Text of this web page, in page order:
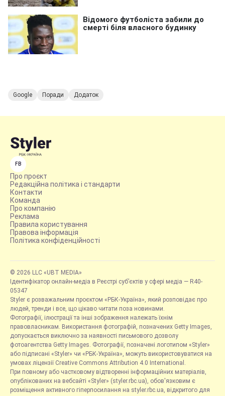
Google Поради Додаток
FB
Про проєкт
Редакційна політика і стандарти
Контакти
Команда
Про компанію
Реклама
Правила користування
Правова інформація
Політика конфіденційності
© 2026 LLC «UBT MEDIA»
Ідентифікатор онлайн-медіа в Реєстрі суб’єктів у сфері медіа — R40-
05347
Styler є розважальним проєктом «РБК-Україна», який розповідає про
людей, тренди і все, що цікаво читати поза новинами.
Фотографії, ілюстрації та інші зображення належать їхнім
правовласникам. Використання фотографій, позначених Getty Images,
допускається виключно за наявності письмового дозволу
фотоагентства Getty Images. Фотографії, позначені логотипом «Styler»
або підписані «Styler» чи «РБК-Україна», можуть використовуватися на
умовах ліцензії Creative Commons Attribution 4.0 International.
При повному або частковому відтворенні інформаційних матеріалів,
опублікованих на вебсайті «Styler» (styler.rbc.ua), обов'язковим є
розміщення активного гіперпосилання на styler.rbc.ua, відкритого для